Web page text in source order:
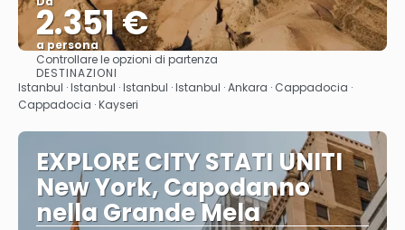
2.351 €
a persona
Vedere
Controllare le opzioni di partenza
DESTINAZIONI
Istanbul · Istanbul · Istanbul · Istanbul · Ankara · Cappadocia ·
Cappadocia · Kayseri
EXPLORE CITY STATI UNITI
New York, Capodanno
nella Grande Mela